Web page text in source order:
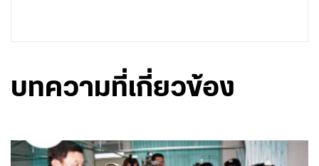
บทความที่เกี่ยวข้อง